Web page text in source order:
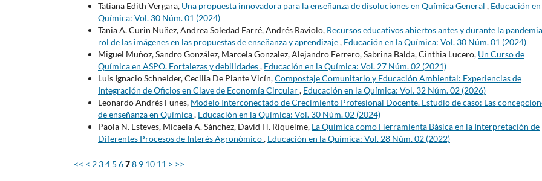
Tatiana Edith Vergara, Una propuesta innovadora para la enseñanza de disoluciones en Química General , Educación
Química: Vol. 30 Núm. 01 (2024)
Tania A. Curin Nuñez, Andrea Soledad Farré, Andrés Raviolo, Recursos educativos abiertos antes y durante la
rol de las imágenes en las propuestas de enseñanza y aprendizaje, Educación en la Química: Vol. 30 Núm. 01 (2024)
Miguel Muñoz, Sandro González, Marcela Gonzalez, Alejandro Ferrero, Sabrina Balda, Cinthia Lucero, Un Curso de
Química en ASPO. Fortalezas y debilidades, Educación en la Química: Vol. 27 Núm. 02 (2021)
Luis Ignacio Schneider, Cecilia De Piante Vicín,Compostaje Comunitario y Educación Ambiental: Experiencias de
Integración de Oficios en Clave de Economía Circular, Educación en la Química: Vol. 32 Núm. 02 (2026)
Leonardo Andrés Funes, Modelo Interconectado de Crecimiento Profesional Docente. Estudio de caso: Las
de enseñanza en Química, Educación en la Química: Vol. 30 Núm. 02 (2024)
Paola N. Esteves, Micaela A. Sánchez, David H. Riquelme, La Química como Herramienta Básica en la Interpretación de
Diferentes Procesos de Interés Agronómico, Educación en la Química: Vol. 28 Núm. 02 (2022)
<< < 2 34 5 678 9 10 11 > >>